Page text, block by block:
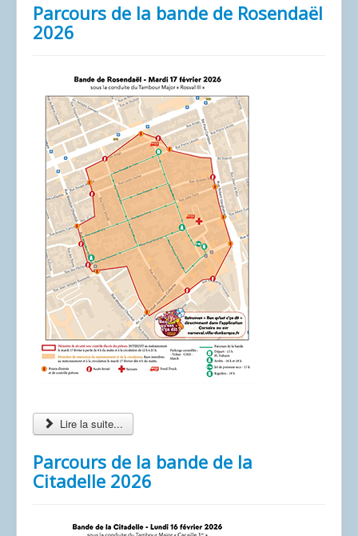
Le carnaval de A à Z
Photos / Vidéos
Dessins
Parcours de la bande de Rosendaël
2026
Lire la suite...
Parcours de la bande de la
Citadelle 2026